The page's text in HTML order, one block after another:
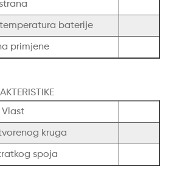
baterije
primjene
Vlast
kruga
spoja